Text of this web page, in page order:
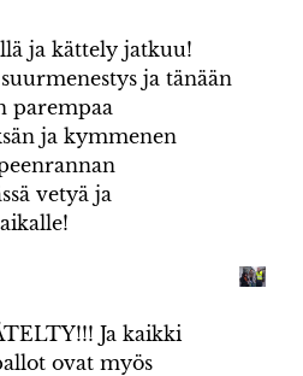
ja kättely jatkuu!
ja tänään
parempaa
ja kymmenen
vetyä ja
Ja kaikki
ovat myös